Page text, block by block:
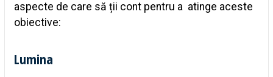
aspecte de care să ții cont pentru a atinge aceste
obiective:
Lumina